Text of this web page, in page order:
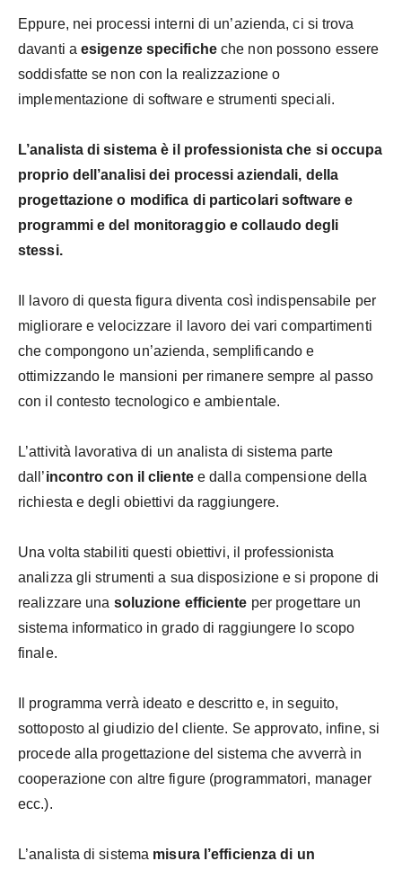
Eppure, nei processi interni di un’azienda, ci si trova
davanti a esigenze specificheche non possono essere
soddisfatte se non con la realizzazione o
implementazione di software e strumenti speciali.
L’analista di sistema è il professionista che si occupa
proprio dell’analisi dei processi aziendali, della
progettazione o modifica di particolari software e
programmi e del monitoraggio e collaudo degli
stessi.
Il lavoro di questa figura diventa così indispensabile per
migliorare e velocizzare il lavoro dei vari compartimenti
che compongono un’azienda, semplificando e
ottimizzando le mansioni per rimanere sempre al passo
con il contesto tecnologico e ambientale.
L’attività lavorativa di un analista di sistema parte
dall’incontro con il clientee dalla compensione della
richiesta e degli obiettivi da raggiungere.
Una volta stabiliti questi obiettivi, il professionista
analizza gli strumenti a sua disposizione e si propone di
realizzare una soluzione efficiente per progettare un
sistema informatico in grado di raggiungere lo scopo
finale.
Il programma verrà ideato e descritto e, in seguito,
sottoposto al giudizio del cliente. Se approvato, infine, si
procede alla progettazione del sistema che avverrà in
cooperazione con altre figure (programmatori, manager
ecc.).
L’analista di sistema misura l’efficienza di un